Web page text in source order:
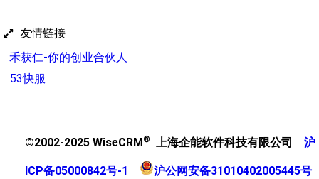
友情链接
禾获仁-你的创业合伙人
53快服
©2002-2025 WiseCRM ® 上海企能软件科技有限公司 沪
ICP备05000842号-1 沪公网安备31010402005445号